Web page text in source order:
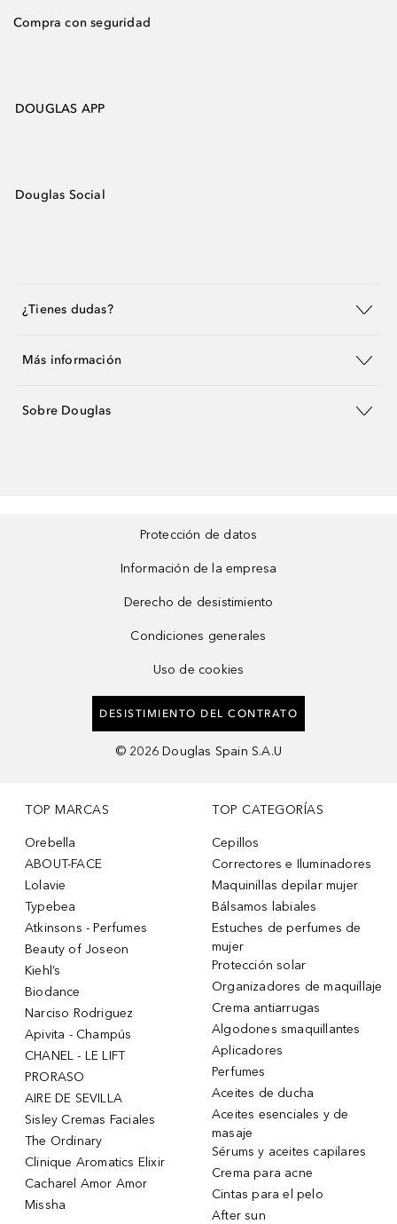
Compra con seguridad
DOUGLAS APP
Douglas Social
¿Tienes dudas?
Más información
Sobre Douglas
Protección de datos
Información de la empresa
Derecho de desistimiento
Condiciones generales
Uso de cookies
DESISTIMIENTO DEL CONTRATO
© 2026 Douglas Spain S.A.U
TOP MARCAS
Orebella
ABOUT-FACE
Lolavie
Typebea
Atkinsons - Perfumes
Beauty of Joseon
Kiehl’s
Biodance
Narciso Rodriguez
Apivita - Champús
CHANEL - LE LIFT
PRORASO
AIRE DE SEVILLA
Sisley Cremas Faciales
The Ordinary
Clinique Aromatics Elixir
Cacharel Amor Amor
Missha
TOP CATEGORÍAS
Cepillos
Correctores e Iluminadores
Maquinillas depilar mujer
Bálsamos labiales
Estuches de perfumes de
mujer
Protección solar
Organizadores de maquillaje
Crema antiarrugas
Algodones smaquillantes
Aplicadores
Perfumes
Aceites de ducha
Aceites esenciales y de
masaje
Sérums y aceites capilares
Crema para acne
Cintas para el pelo
After sun